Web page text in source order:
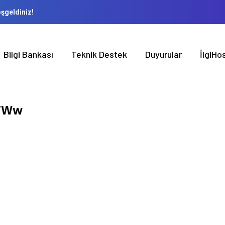
Bilgi Bankası Teknik Destek Duyurular